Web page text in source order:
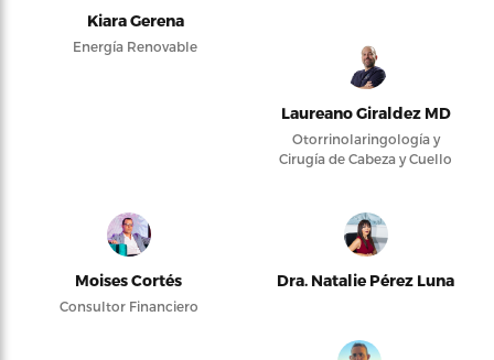
Kiara Gerena
Energía Renovable
Laureano Giraldez MD
Otorrinolaringología y
Cirugía de Cabeza y Cuello
Moises Cortés
Consultor Financiero
Dra. Natalie Pérez Luna